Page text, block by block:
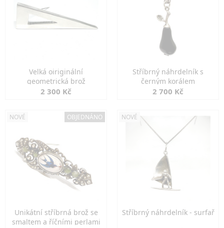
Velká oiriginální
geometrická brož
2 300 Kč
Stříbrný náhrdelník s
černým korálem
2 700 Kč
NOVÉ OBJEDNÁNO
Unikátní stříbrná brož se
smaltem a říčními perlami
NOVÉ
Stříbrný náhrdelník - surfař